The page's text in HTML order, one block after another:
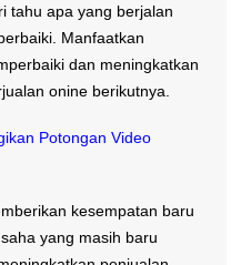
tahu apa yang berjalan
Manfaatkan
dan meningkatkan
onine berikutnya.
Potongan Video
kesempatan baru
yang masih baru